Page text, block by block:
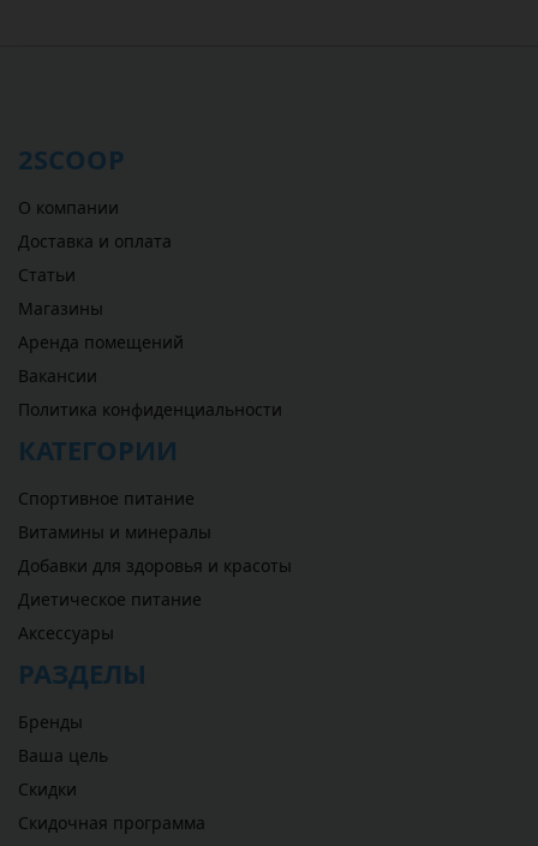
2SCOOP
О компании
Доставка и оплата
Статьи
Магазины
Аренда помещений
Вакансии
Политика конфиденциальности
КАТЕГОРИИ
Спортивное питание
Витамины и минералы
Добавки для здоровья и красоты
Диетическое питание
Аксессуары
РАЗДЕЛЫ
Бренды
Ваша цель
Скидки
Скидочная программа